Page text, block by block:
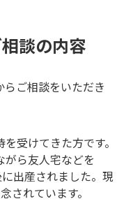
談の内容
ご相談をいただき
受けてきた方です。
ら友人宅などを
出産されました。現
されています。